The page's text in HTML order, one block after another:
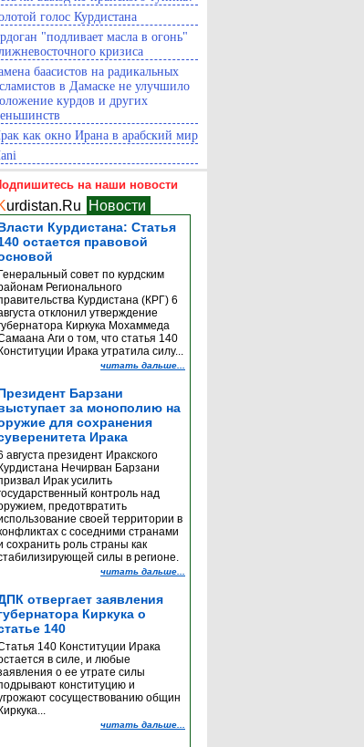
голос Курдистана
"подливает масла в огонь"
кризиса
баасистов на радикальных
в Дамаске не улучшило
курдов и других
как окно Ирана в арабский мир
на наши новости
urdistan.Ru Новости
Курдистана: Статья
остается правовой
Генеральный совет по курдским
Регионального
Курдистана (КРГ) 6
отклонил утверждение
Киркука Мохаммеда
Аги о том, что статья 140
Конституции Ирака утратила силу...
читать дальше...
Барзани
за монополию на
для сохранения
Ирака
августа президент Иракского
Курдистана Нечирван Барзани
Ирак усилить
контроль над
предотвратить
своей территории в
с соседними странами
сохранить роль страны как
силы в регионе.
читать дальше...
отвергает заявления
Киркука о
140
140 Конституции Ирака
в силе, и любые
о ее утрате силы
конституцию и
сосуществованию общин
Киркука...
читать дальше...